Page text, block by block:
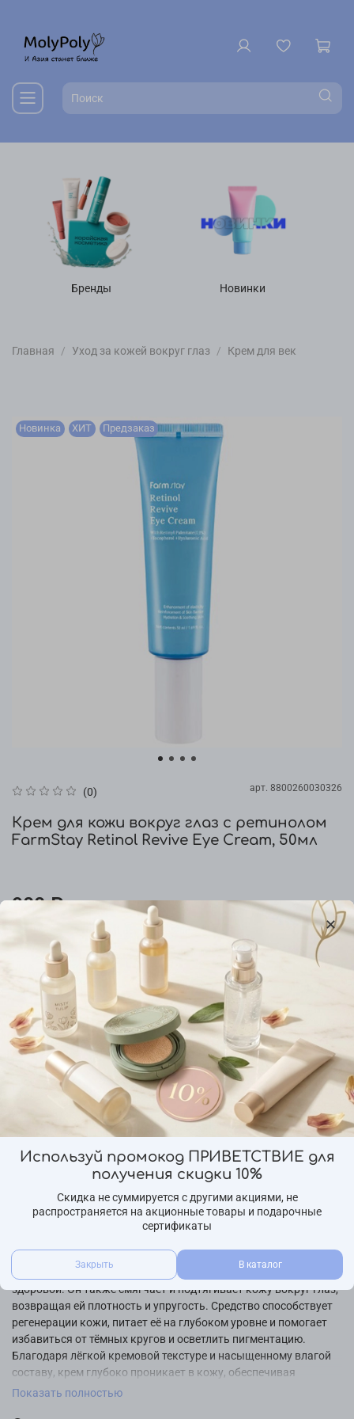
Бренды Новинки
Главная Уход за кожей вокруг глаз Крем для век
Новинка ХИТ Предзаказ
(0) арт. 8800260030326
Крем для кожи вокруг глаз с ретинолом
FarmStay Retinol Revive Eye Cream, 50мл
900 ₽
Уведомить о наличии
Добавить в сравнение
Характеристики
Страна производства
Описание
Подходит для всех типов кожи, даже чувствительной.
Крем для кожи вокруг глаз, содержащий ретинол, интенсивно
тусклой коже сияние и жизненную силу. Крем борется с
сухостью, разглаживает морщины и делает кожу более
здоровой. Он также смягчает и подтягивает кожу вокруг глаз,
возвращая ей плотность и упругость. Средство способствует
регенерации кожи, питает её на глубоком уровне и помогает
избавиться от тёмных кругов и осветлить пигментацию.
Благодаря лёгкой кремовой текстуре и насыщенному влагой
составу, крем глубоко проникает в кожу, обеспечивая
интенсивное увлажнение и восстановление эластичности.
Показать полностью
Используй промокод ПРИВЕТСТВИЕ для
получения скидки 10%
Скидка не суммируется с другими акциями, не
распространяется на акционные товары и подарочные
сертификаты
Закрыть В каталог